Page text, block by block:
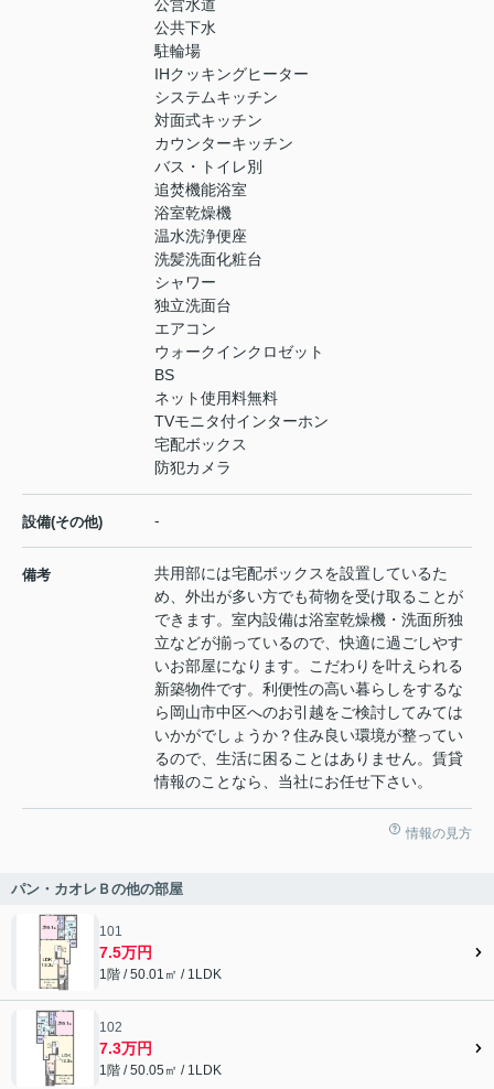
公営水道
公共下水
駐輪場
IHクッキングヒーター
システムキッチン
対面式キッチン
カウンターキッチン
バス・トイレ別
追焚機能浴室
浴室乾燥機
温水洗浄便座
洗髪洗面化粧台
シャワー
独立洗面台
エアコン
ウォークインクロゼット
BS
ネット使用料無料
TVモニタ付インターホン
宅配ボックス
防犯カメラ
設備(その他) -
備考
共用部には宅配ボックスを設置しているた
め、外出が多い方でも荷物を受け取ることが
できます。室内設備は浴室乾燥機・洗面所独
立などが揃っているので、快適に過ごしやす
いお部屋になります。こだわりを叶えられる
新築物件です。利便性の高い暮らしをするな
ら岡山市中区へのお引越をご検討してみては
いかがでしょうか？住み良い環境が整ってい
るので、生活に困ることはありません。賃貸
情報のことなら、当社にお任せ下さい。
情報の見方
パン・カオレＢの他の部屋
101
7.5万円
1階 / 50.01㎡ / 1LDK
102
7.3万円
1階 / 50.05㎡ / 1LDK